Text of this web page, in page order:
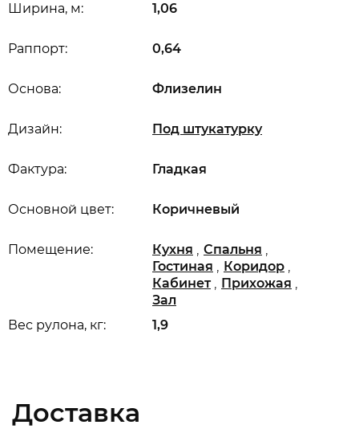
Ширина, м: 1,06
Вес рулона, кг: 1,9
Раппорт: 0,64
Основной цвет: Коричневый
Дизайн: Под штукатурку
Основа: Флизелин
Помещение: Кухня , Спальня ,
Гостиная , Коридор ,
Кабинет , Прихожая ,
Зал
Фактура: Гладкая
Доставка